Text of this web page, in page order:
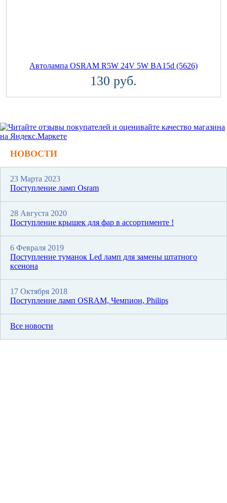
Автолампа OSRAM R5W 24V 5W BA15d (5626)
130 руб.
НОВОСТИ
23 Марта 2023
Поступление ламп Osram
28 Августа 2020
Поступление крышек для фар в ассортименте !
6 Февраля 2019
Поступление туманок Led ламп для замены штатного
ксенона
17 Октября 2018
Поступление ламп OSRAM, Чемпион, Philips
Все новости